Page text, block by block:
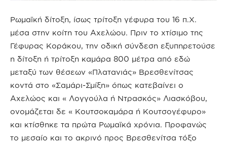
Ρωμαϊκή δίτοξη, ίσως τρίτοξη γέφυρα του 16 π.Χ.
μέσα στην κοίτη του Αχελώου. Πριν το χτίσιμο της
Γέφυρας Κοράκου, την οδική σύνδεση εξυπηρετούσε
η δίτοξη ή τρίτοξη καμάρα 800 μέτρα από εδώ
μεταξύ των θέσεων «Πλατανιάς» Βρεσθενίτσας
κοντά στο «Σαμάρι-Σμίξη» όπως κατεβαίνει ο
Αχελώος και « Λογγούλα ή Ντρασκός» Λιασκόβου,
ονομάζεται δε « Κουτσοκαμάρα ή Κουτσογέφυρο»
και κτίσθηκε τα πρώτα Ρωμαϊκά χρόνια. Προφανώς
το μεσαίο και το ακρινό προς Βρεσθενίτσα τόξο